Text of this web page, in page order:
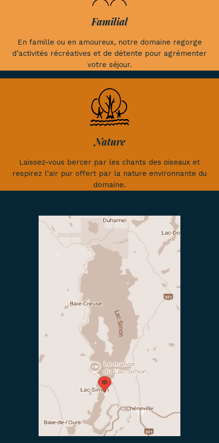
Familial
En famille ou en amoureux, notre domaine regorge
d’activités récréatives et de détente pour agrémenter
votre séjour.
Nature
Laissez-vous bercer par les chants des oiseaux et
respirez l’air pur offert par la nature environnante du
domaine.